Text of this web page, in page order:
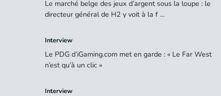
Le marché belge des jeux d’argent sous la loupe : le
directeur général de H2 y voit à la f …
Interview
Le PDG d’iGaming.com met en garde : « Le Far West
n’est qu’à un clic »
Interview